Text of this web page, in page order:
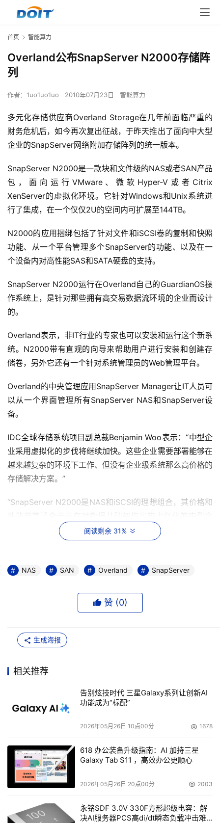
首页 智能算力
Overland公布SnapServer N2000存储阵
列
作者： 1uo1uo1uo 2010年07月23日 智能算力
多元化存储供应商Overland Storage在几年前面临严重的
财务危机后，如今再次复出征战，于昨天推出了面向中大型
企业的SnapServer网络附加存储阵列的统一版本。
SnapServer N2000是一款块和文件级的NAS或者SAN产品
包，面向运行VMware、微软Hyper-V或者Citrix
XenServer的虚拟化环境。它针对Windows和Unix系统进
行了集成，在一个仅仅2U的空间内可扩展至144TB。
N2000的应用捆绑包括了针对文件和iSCSI卷的复制和快照
功能、从一个平台管理多个SnapServer的功能、以及在一
个设备内对高性能SAS和SATA硬盘的支持。
SnapServer N2000运行在Overland自己的GuardianOS操
作系统上，是针对那些拥有高交易数据流环境的企业而设计
的。
Overland表示，非IT行业的专家也可以安装和运行这个新系
统。N2000带有直观的向导来帮助用户进行安装和创建存
储卷，另外它还有一个针对系统管理员的Web管理平台。
Overland的中央管理应用SnapServer Manager让IT人员可
以从一个界面管理所有SnapServer NAS和SnapServer设
备。
IDC全球存储系统项目副总裁Benjamin Woo表示：“中型企
业采用虚拟化的步伐将继续加快。这些企业需要部署能够在
越来越复杂的环境下工作、但没有企业级系统那么高价格的
存储解决方案。”
“SnapServer N2000是NAS和iSCSI的理想组合，其价格和
不久Overland将提供一个“Double Your Capacity”（翻番
并免费升级到8TB系统。
的专营权，并且定期地对其产品线进行更新升级。
有忠实的用户群。
去年2月，Overland推出了NEO E系列企业备份和磁带归档
产品包，结合了该公司自主研发并升级的LTO-5软件，将磁
阅读剩余 31%
本文来源于DOIT传媒，文章内容仅供参考，不构成投资建议。
NAS SAN Overland SnapServer
赞 (0)
生成海报
相关推荐
告别炫技时代 三星Galaxy系列让创新AI
功能成为“标配”
2026年05月26日 10点00分 1678
618 办公装备升级指南：AI 加持三星
Galaxy Tab S11 ，高效办公更顺心
2026年05月26日 20点00分 2003
永铭SDF 3.0V 330F方形超级电容：解
决AI服务器PCS高di/dt瞬态负载冲击难